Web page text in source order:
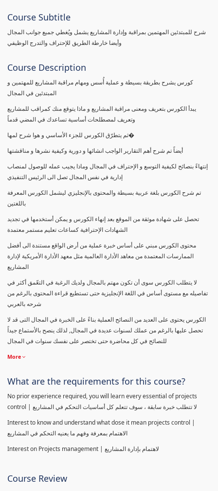
Course Subtitle
شرح للمبتدئين المهتمين بمراقبة وإدارة المشاريع يشمل ويُغطي جميع جوانب المجال
وأيضا خارطة الطريق للإحتراف والتدرج الوظيفي
Course Description
كورس يشرح بطريقة بسيطة و عملية أُسس ومهام مراقبة المشاريع للمهتمين و
المبتدئين في المجال
يبدأ الكورس بتعريف ومعنى مراقبة المشاريع و ماذا يتوقع منك كمراقب للمشاريع
وتعريف لمصطلحات أساسية تساعدك في المضي قدماً
ثم يتطرّق الكورس للجزء الأساسي و هوا شرح لمها�
أيضاً تم شرح أهم التقارير الواجب انشائها و دورية وكيفية نشرها و مناقشتها
إنتهاءً بنصائح لكيفية التوسع و الإحتراف في المجال وماذا يجيب عمله للوصول لمنصاب
إدارية في نفس المجال تصل الى الرئيس التنفيذي
تم شرح الكورس بلغة عربية بسيطة والمحتوى بالإنجليزي ليشمل الكورس المعرفة
باللغتين
تحصل على شهادة موثقة من الموقع بعد إنهاء الكورس و يمكن أستخدمها في تجديد
الشهادات الإحترافية كساعات تعليم مستمر معتمدة
محتوى الكورس مبني على أساس خبرة عملية من أرض الواقع مستندة الى أفضل
الممارسات المعتمدة من معاهد الأدارة العالمية مثل معهد الأدارة الأمريكية لإدارة
المشاريع
لا يتطلب الكورس سوى أن تكون مهتم بالمجال ولديك الرغبة في التعّمق أكثر في
تفاصيله مع مستوى أساس في اللغة الإنجليزية حتى تستطيع قراءة المحتوى بالرغم من
شرحه بالعربي
الكورس يحتوى على العديد من النصائح العملية بناءً على الخبرة في المجال التى قد لا
تحصل عليها بالرغم من عملك لسنوات عديدة في المجال, لذلك ينصح بالأستماع جيداً
للنصائح في كل محاضرة حتى تختصر على نفسك سنوات في المجال
More
What are the requirements for this course?
No prior experience required, you will learn every essential of projects
control | لا تتطلب خبرة سابقة ، سوف تتعلم كل أساسيات التحكم في المشاريع
Interest to know and understand what dose it mean projects control |
الاهتمام بمعرفة وفهم ما يعنيه التحكم في المشاريع
Interest on Projects management | لاهتمام بإدارة المشاريع
Course Review